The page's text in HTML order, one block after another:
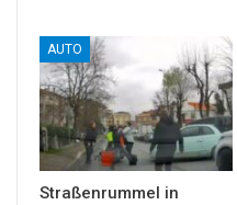
AUTO
Straßenrummel in